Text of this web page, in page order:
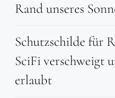
Rand unseres
Schutzschilde für
SciFi verschweigt
erlaubt